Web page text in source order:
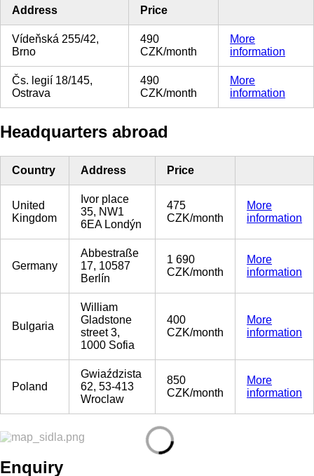
Address Price
Vídeňská 255/42,
Brno
490
CZK/month
More
information
Čs. legií 18/145,
Ostrava
490
CZK/month
More
information
Headquarters abroad
Country Address Price
United
Kingdom
Ivor place
35, NW1
6EA Londýn
475
CZK/month
More
information
Germany
Abbestraße
17, 10587
Berlín
1 690
CZK/month
More
information
Bulgaria
William
Gladstone
street 3,
1000 Sofia
400
CZK/month
More
information
Poland
Gwiaździsta
62, 53-413
Wroclaw
850
CZK/month
More
information
Enquiry